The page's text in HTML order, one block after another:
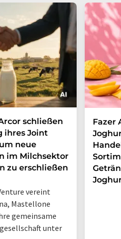
schließen
ihres Joint
neue
im Milchsektor
zu erschließen
vereint
Mastellone
gemeinsame
unter
Fazer